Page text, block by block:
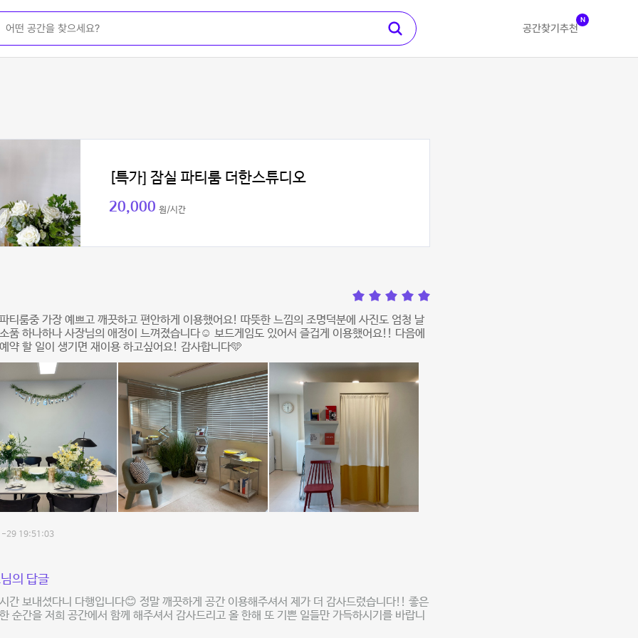
공간찾기 추천
N
[특가] 잠실 파티룸 더한스튜디오
20,000 원/시간
티룸중 가장 예쁘고 깨끗하고 편안하게 이용했어요! 따뜻한 느낌의 조명덕분에 사진도 엄청 날
품 하나하나 사장님의 애정이 느껴졌습니다☺️ 보드게임도 있어서 즐겁게 이용했어요!! 다음에
약 할 일이 생기면 재이용 하고싶어요! 감사합니다🩵
29 19:51:03
의 답글
간 보내셨다니 다행입니다😊 정말 깨끗하게 공간 이용해주셔서 제가 더 감사드렸습니다!! 좋은
순간을 저희 공간에서 함께 해주셔서 감사드리고 올 한해 또 기쁜 일들만 가득하시기를 바랍니